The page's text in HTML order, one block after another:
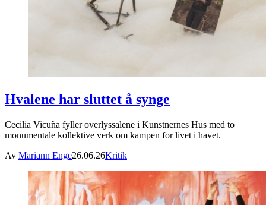
Hvalene har sluttet å synge
Cecilia Vicuña fyller overlyssalene i Kunstnernes Hus med to
monumentale kollektive verk om kampen for livet i havet.
Av Mariann Enge26.06.26Kritik